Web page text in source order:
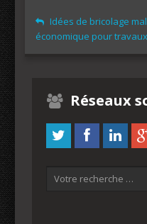
Idées de bricolage
économique pour travaux
Réseaux